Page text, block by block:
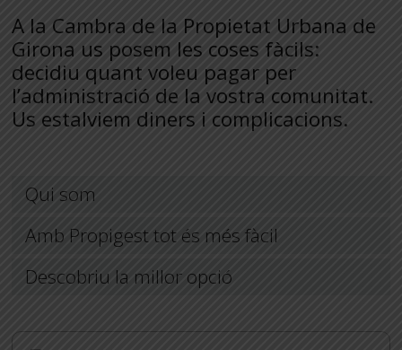
A la Cambra de la Propietat Urbana de
Girona us posem les coses fàcils:
decidiu quant voleu pagar per
l’administració de la vostra comunitat.
Us estalviem diners i complicacions.
Qui som
Amb Propigest tot és més fàcil
Descobriu la millor opció